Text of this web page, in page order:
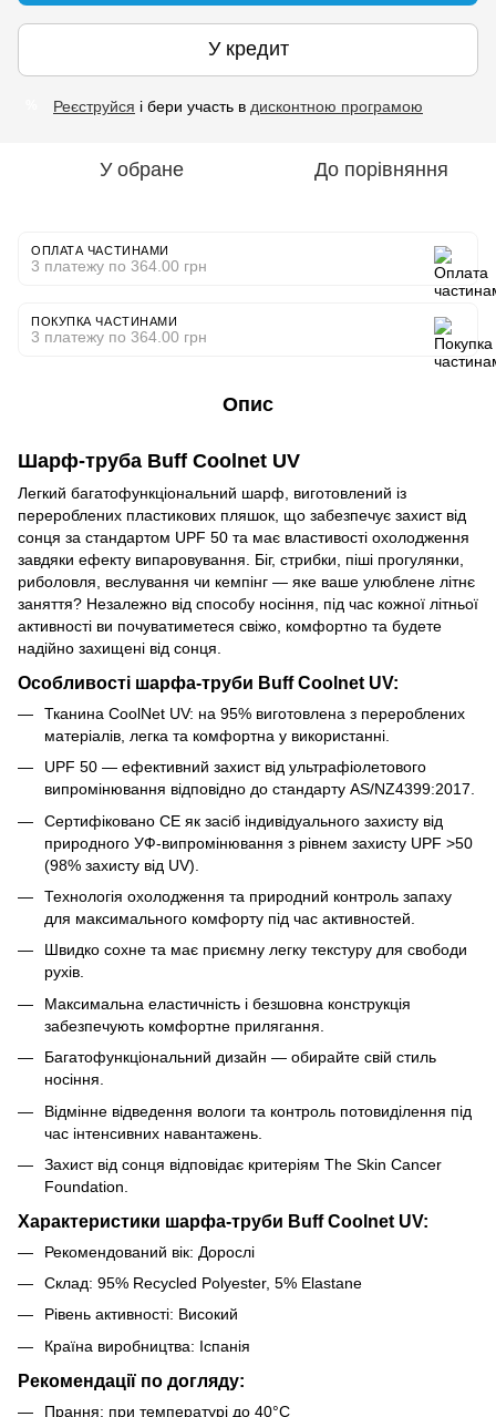
У кредит
Реєструйся і бери участь в дисконтною програмою
У обране До порівняння
ОПЛАТА ЧАСТИНАМИ
3 платежу по 364.00 грн
ПОКУПКА ЧАСТИНАМИ
3 платежу по 364.00 грн
Опис
Шарф-труба Buff Coolnet UV
Легкий багатофункціональний шарф, виготовлений із
перероблених пластикових пляшок, що забезпечує захист від
сонця за стандартом UPF 50 та має властивості охолодження
завдяки ефекту випаровування. Біг, стрибки, піші прогулянки,
риболовля, веслування чи кемпінг — яке ваше улюблене літнє
заняття? Незалежно від способу носіння, під час кожної літньої
активності ви почуватиметеся свіжо, комфортно та будете
надійно захищені від сонця.
Особливості шарфа-труби Buff Coolnet UV:
Тканина CoolNet UV: на 95% виготовлена з перероблених
матеріалів, легка та комфортна у використанні.
UPF 50 — ефективний захист від ультрафіолетового
випромінювання відповідно до стандарту AS/NZ4399:2017.
Сертифіковано CE як засіб індивідуального захисту від
природного УФ-випромінювання з рівнем захисту UPF >50
(98% захисту від UV).
Технологія охолодження та природний контроль запаху
для максимального комфорту під час активностей.
Швидко сохне та має приємну легку текстуру для свободи
рухів.
Максимальна еластичність і безшовна конструкція
забезпечують комфортне прилягання.
Багатофункціональний дизайн — обирайте свій стиль
носіння.
Відмінне відведення вологи та контроль потовиділення під
час інтенсивних навантажень.
Захист від сонця відповідає критеріям The Skin Cancer
Foundation.
Характеристики шарфа-труби Buff Coolnet UV:
Рекомендований вік: Дорослі
Склад: 95% Recycled Polyester, 5% Elastane
Рівень активності: Високий
Країна виробництва: Іспанія
Рекомендації по догляду:
Прання: при температурі до 40°C